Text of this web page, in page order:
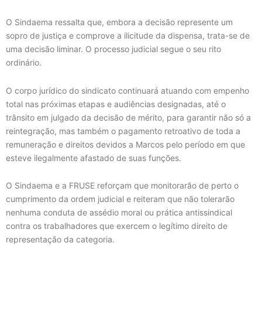
O Sindaema ressalta que, embora a decisão represente um
sopro de justiça e comprove a ilicitude da dispensa, trata-se de
uma decisão liminar. O processo judicial segue o seu rito
ordinário.
O corpo jurídico do sindicato continuará atuando com empenho
total nas próximas etapas e audiências designadas, até o
trânsito em julgado da decisão de mérito, para garantir não só a
reintegração, mas também o pagamento retroativo de toda a
remuneração e direitos devidos a Marcos pelo período em que
esteve ilegalmente afastado de suas funções.
O Sindaema e a FRUSE reforçam que monitorarão de perto o
cumprimento da ordem judicial e reiteram que não tolerarão
nenhuma conduta de assédio moral ou prática antissindical
contra os trabalhadores que exercem o legítimo direito de
representação da categoria.